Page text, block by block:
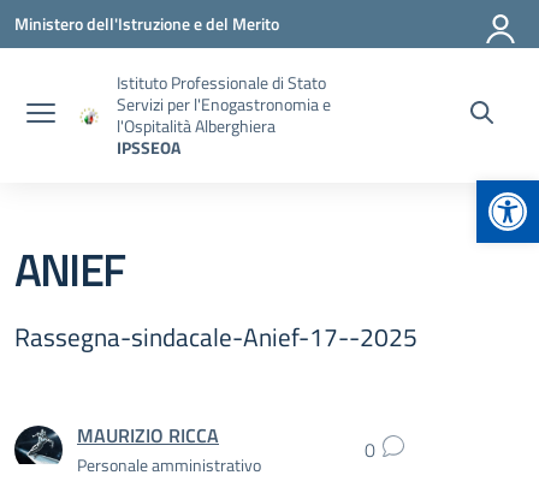
Vai ai contenuti
Vai al menu di navigazione
Vai al footer
Ministero dell'Istruzione e del Merito
Istituto Professionale di Stato
Servizi per l'Enogastronomia e
l'Ospitalità Alberghiera
IPSSEOA
ANIEF
Rassegna-sindacale-Anief-17--2025
MAURIZIO RICCA
Personale amministrativo 0